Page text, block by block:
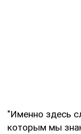
"Именно здесь
которым мы